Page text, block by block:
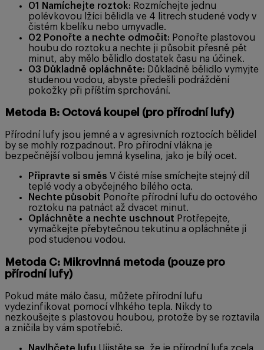
01 Namíchejte roztok: Rozmíchejte jednu
polévkovou lžíci bělidla ve 4 litrech studené vody v
čistém kbelíku nebo umyvadle.
02 Ponořte a nechte odmočit: Ponořte plastovou
houbu do roztoku a nechte ji působit přesně pět
minut, aby mělo bělidlo dostatek času na účinek.
03 Důkladně opláchněte: Důkladně bělidlo vymyjte
studenou vodou, abyste předešli podráždění
pokožky při příštím sprchování.
Metoda B: Octová koupel (pro přírodní lufy)
Přírodní lufy jsou jemné a v agresivních roztocích bělidel
by se mohly rozpadnout. Pro přírodní vlákna je
bezpečnější volbou jemná kyselina, jako je bílý ocet.
Připravte si směs V čisté míse smíchejte stejný díl
teplé vody a obyčejného bílého octa.
Nechte působit Ponořte přírodní lufu do octového
roztoku na patnáct až dvacet minut.
Opláchněte a nechte uschnout Protřepejte,
vymačkejte přebytečnou tekutinu a opláchněte ji
pod studenou vodou.
Metoda C: Mikrovlnná metoda (pouze pro
přírodní lufy)
Pokud máte málo času, můžete přírodní lufu
vydezinfikovat pomocí vlhkého tepla. Nikdy to
nezkoušejte s plastovou houbou, protože by se roztavila
a zničila by vám spotřebič.
Navlhčete lufu Ujistěte se, že je přírodní lufa zcela